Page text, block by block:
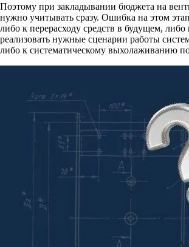
Поэтому при закладывании бюджета на
нужно учитывать сразу. Ошибка на этом
либо к перерасходу средств в будущем,
реализовать нужные сценарии работы
либо к систематическому выхолаживанию